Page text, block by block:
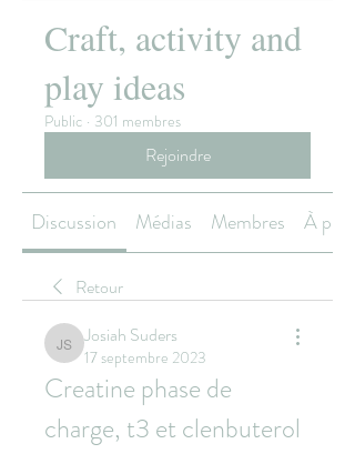
Craft, activity and
play ideas
Public · 301 membres
Rejoindre
Discussion Médias Membres À
Retour
Josiah Suders
Josiah Suders
17 septembre 2023
Creatine phase de
charge, t3 et clenbuterol